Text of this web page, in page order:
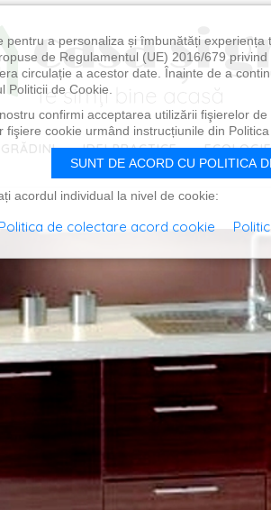
IDEI PRACTICE
pentru a personaliza și îmbunătăți
de Regulamentul (UE) 2016/679
circulație a acestor date. Înainte de a
Politicii de Cookie.
confirmi acceptarea utilizării fişierelor
cookie urmând instrucțiunile din Politica
SUNT DE ACORD CU POLITICA
acordul individual la nivel de cookie:
Politica de colectare acord cookie